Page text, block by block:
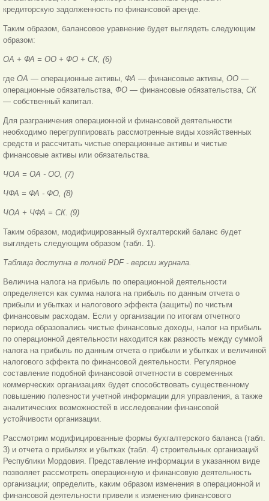
кредиторскую задолженность по финансовой аренде.
Таким образом, балансовое уравнение будет выглядеть следующим
образом:
ОА + ФА = ОО + ФО + СК, (6)
где ОА — операционные активы, ФА — финансовые активы, ОО —
операционные обязательства, ФО — финансовые обязательства, СК
— собственный капитал.
Для разграничения операционной и финансовой деятельности
необходимо перегруппировать рассмотренные виды хозяйственных
средств и рассчитать чистые операционные активы и чистые
финансовые активы или обязательства.
ЧОА = ОА - ОО, (7)
ЧФА = ФА - ФО, (8)
ЧОА + ЧФА = СК. (9)
Таким образом, модифицированный бухгалтерский баланс будет
выглядеть следующим образом (табл. 1).
Таблица доступна в полной PDF - версии журнала.
Величина налога на прибыль по операционной деятельности
определяется как сумма налога на прибыль по данным отчета о
прибыли и убытках и налогового эффекта (защиты) по чистым
финансовым расходам. Если у организации по итогам отчетного
периода образовались чистые финансовые доходы, налог на прибыль
по операционной деятельности находится как разность между суммой
налога на прибыль по данным отчета о прибыли и убытках и величиной
налогового эффекта по финансовой деятельности. Регулярное
составление подобной финансовой отчетности в современных
коммерческих организациях будет способствовать существенному
повышению полезности учетной информации для управления, а также
аналитических возможностей в исследовании финансовой
устойчивости организации.
Рассмотрим модифицированные формы бухгалтерского баланса (табл.
3) и отчета о прибылях и убытках (табл. 4) строительных организаций
Республики Мордовия. Представление информации в указанном виде
позволяет рассмотреть операционную и финансовую деятельность
организации; определить, каким образом изменения в операционной и
финансовой деятельности привели к изменению финансового